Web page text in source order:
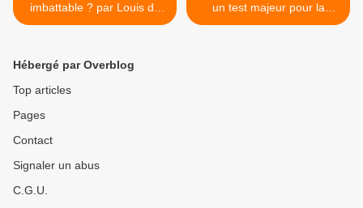
imbattable ? par Louis du
Breil (contrepoints.org)
un test majeur pour la
coopération euro-
Hébergé par Overblog
Top articles
Pages
Contact
Signaler un abus
C.G.U.